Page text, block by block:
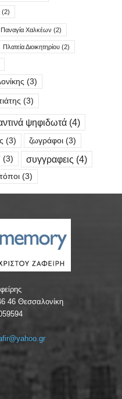
(2)
Παναγία Χαλκέων (2)
Πλατεία Διοικητηρίου (2)
(3)
(3)
ψηφιδωτά (4)
(3) ζωγράφοι (3)
(3) συγγραφεις (4)
(3)
46 Θεσσαλονίκη